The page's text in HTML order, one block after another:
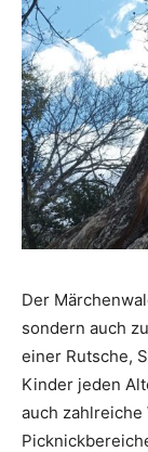
Der
sondern auch
einer Rutsche,
Kinder jeden
auch